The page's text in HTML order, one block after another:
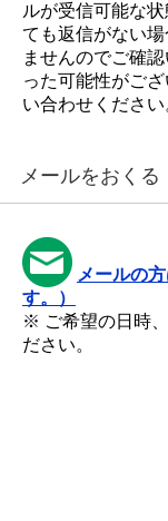
ルが受信可能な
ても返信がない
ませんのでご確
った可能性がご
い合わせください
メールをおくる
メールの
す。）
※ ご希望の日時
ださい。